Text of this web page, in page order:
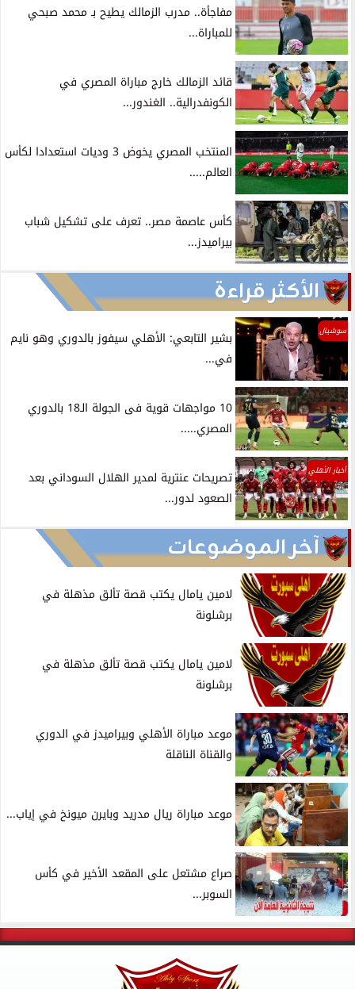
مفاجأة.. مدرب الزمالك يطيح بـ محمد صبحي
للمباراة...
قائد الزمالك خارج مباراة المصري في
الكونفدرالية.. الغندور...
المنتخب المصري يخوض 3 وديات استعدادا لكأس
العالم.....
كأس عاصمة مصر.. تعرف على تشكيل شباب
بيراميدز...
الأكثر قراءة
سوشيال
بشير التابعي: الأهلي سيفوز بالدوري وهو نايم
في...
10 مواجهات قوية فى الجولة الـ18 بالدوري
المصري.....
أخبار الأهلي
تصريحات عنترية لمدير الهلال السوداني بعد
الصعود لدور...
آخر الموضوعات
لامين يامال يكتب قصة تألق مذهلة في
برشلونة
لامين يامال يكتب قصة تألق مذهلة في
برشلونة
موعد مباراة الأهلي وبيراميدز في الدوري
والقناة الناقلة
موعد مباراة ريال مدريد وبايرن ميونخ في إياب...
صراع مشتعل على المقعد الأخير في كأس
السوبر...